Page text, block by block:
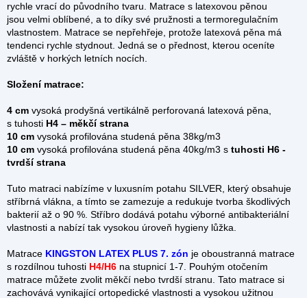
rychle vrací do původního tvaru. Matrace s latexovou pěnou
jsou velmi oblíbené, a to díky své pružnosti a termoregulačním
vlastnostem. Matrace se nepřehřeje, protože latexová pěna má
tendenci rychle stydnout. Jedná se o přednost, kterou oceníte
zvláště v horkých letních nocích.
Složení matrace:
4 cm vysoká prodyšná vertikálně perforovaná latexová pěna,
s tuhosti H4 – měkčí strana
10 cm vysoká profilována studená pěna 38kg/m3
10 cm vysoká profilována studená pěna 40kg/m3 s tuhosti H6 -
tvrdší strana
Tuto matraci nabízíme v luxusním potahu SILVER , který obsahuje
stříbrná vlákna, a tímto se zamezuje a redukuje tvorba škodlivých
bakterií až o 90 %. Stříbro dodává potahu výborné antibakteriální
vlastnosti a nabízí tak vysokou úroveň hygieny lůžka.
Matrace KINGSTON LATEX PLUS 7. zón je oboustranná matrace
s rozdílnou tuhosti H4/H6 na stupnicí 1-7. Pouhým otočením
matrace můžete zvolit měkčí nebo tvrdší stranu. Tato matrace si
zachovává vynikající ortopedické vlastnosti a vysokou užitnou